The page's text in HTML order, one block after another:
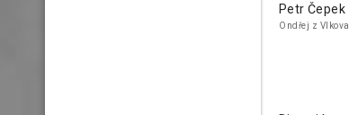
Petr Čepek
Ondřej z Vlkova